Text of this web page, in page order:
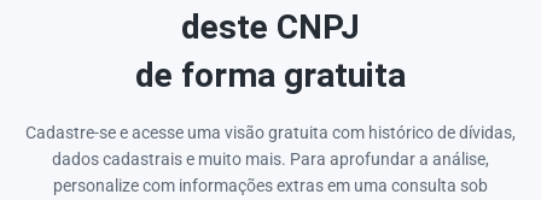
deste CNPJ
de forma gratuita
Cadastre-se e acesse uma visão gratuita com histórico de dívidas,
dados cadastrais e muito mais. Para aprofundar a análise,
personalize com informações extras em uma consulta sob